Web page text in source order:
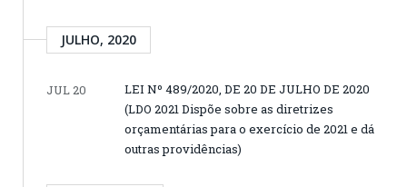
JULHO, 2020
JUL 20
LEI Nº 489/2020, DE 20 DE JULHO DE 2020
(LDO 2021 Dispõe sobre as diretrizes
orçamentárias para o exercício de 2021 e dá
outras providências)